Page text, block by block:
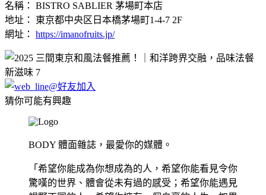
名稱： BISTRO SABLIER 茅場町本店
地址： 東京都中央区日本橋茅場町1-4-7 2F
網址： https://imanofruits.jp/
猜你可能有興趣
BODY 體面雜誌，最愛你的媒體。
「希望你能成為你想成為的人，希望你能看見令你
驚嘆的世界、體會從未有過的感受；希望你能遇見